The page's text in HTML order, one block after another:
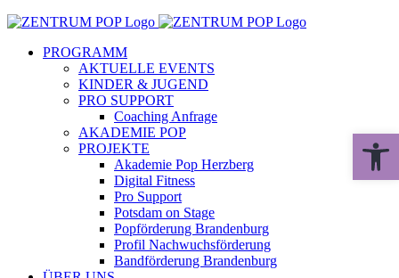
Zum
springenPROGRAMM
AKTUELLE EVENTS
KINDER & JUGEND
PRO SUPPORT
Coaching Anfrage
AKADEMIE POP
PROJEKTE
Akademie Pop Herzberg
Digital Fitness
Pro Support
Potsdam on Stage
Popförderung Brandenburg
Profil Nachwuchsförderung
Bandförderung Brandenburg